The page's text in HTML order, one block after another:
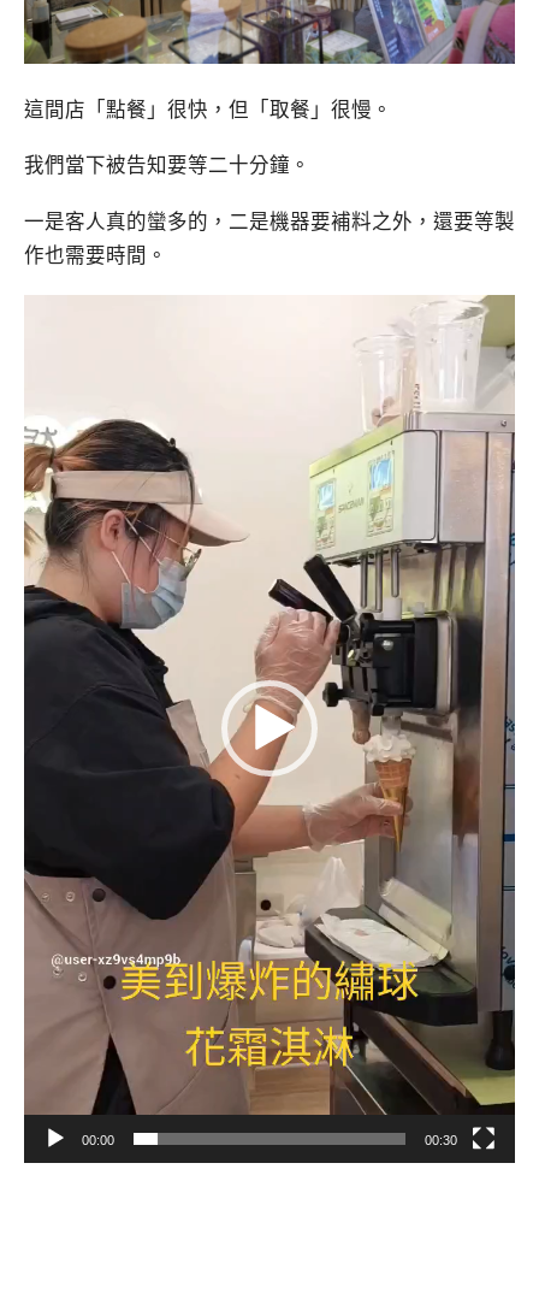
這間店「點餐」很快，但「取餐」很慢。
我們當下被告知要等二十分鐘。
一是客人真的蠻多的，二是機器要補料之外，還要等製
作也需要時間。
放
器
00:00 00:30